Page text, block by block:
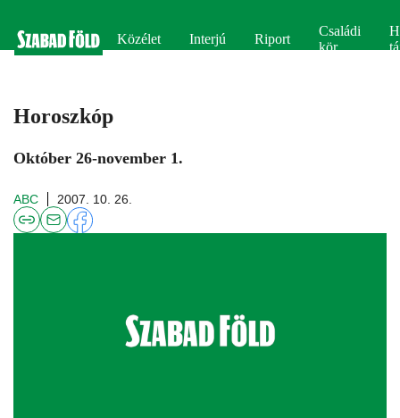
Közélet Interjú Riport
Családi
kör
Horoszkóp
Október 26-november 1.
ABC 2007. 10. 26.